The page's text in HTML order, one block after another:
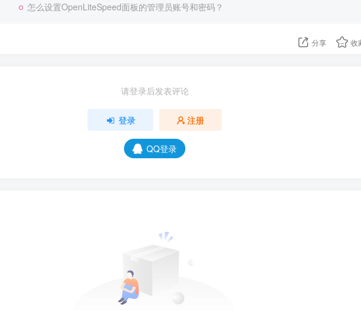
怎么设置OpenLiteSpeed面板的管理员账号和密码？
分享 收
请登录后发表评论
登录 注册
QQ登录